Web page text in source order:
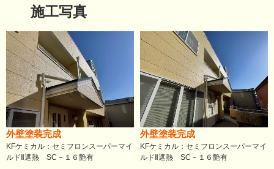
施工写真
外壁塗装完成
KFケミカル：セミフロンスーパーマイ
ルドⅡ遮熱 SC－１６艶有
外壁塗装完成
KFケミカル：セミフロンスーパーマイ
ルドⅡ遮熱 SC－１６艶有